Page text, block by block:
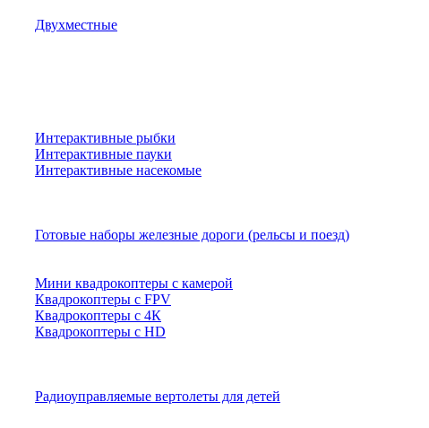
Двухместные
Интерактивные рыбки
Интерактивные пауки
Интерактивные насекомые
Готовые наборы железные дороги (рельсы и поезд)
Мини квадрокоптеры с камерой
Квадрокоптеры с FPV
Квадрокоптеры с 4К
Квадрокоптеры с HD
Радиоуправляемые вертолеты для детей